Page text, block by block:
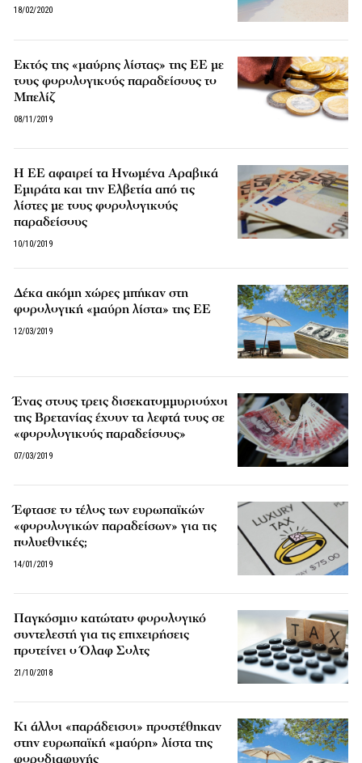
18/02/2020
Εκτός της «μαύρης λίστας» της ΕΕ με
τους φορολογικούς παραδείσους το
Μπελίζ
08/11/2019
Η ΕΕ αφαιρεί τα Ηνωμένα Αραβικά
Εμιράτα και την Ελβετία από τις
λίστες με τους φορολογικούς
παραδείσους
10/10/2019
Δέκα ακόμη χώρες μπήκαν στη
φορολογική «μαύρη λίστα» της ΕΕ
12/03/2019
Ένας στους τρεις δισεκατομμυριούχοι
της Βρετανίας έχουν τα λεφτά τους σε
«φορολογικούς παραδείσους»
07/03/2019
Έφτασε το τέλος των ευρωπαϊκών
«φορολογικών παραδείσων» για τις
πολυεθνικές;
14/01/2019
Παγκόσμιο κατώτατο φορολογικό
συντελεστή για τις επιχειρήσεις
προτείνει ο Όλαφ Σολτς
21/10/2018
Κι άλλοι «παράδεισοι» προστέθηκαν
στην ευρωπαϊκή «μαύρη» λίστα της
φοροδιαφυγής